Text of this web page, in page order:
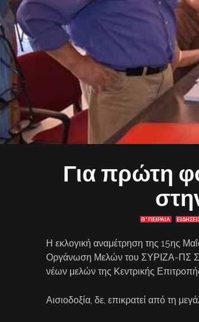
Για πρώτη
Β' ΠΕΙΡΑΙΑ
Η εκλογική αναμέτρηση της 15ης
Οργάνωση Μελών του ΣΥΡΙΖΑ-ΠΣ
νέων μελών της Κεντρικής
Αισιοδοξία, δε, επικρατεί από τη